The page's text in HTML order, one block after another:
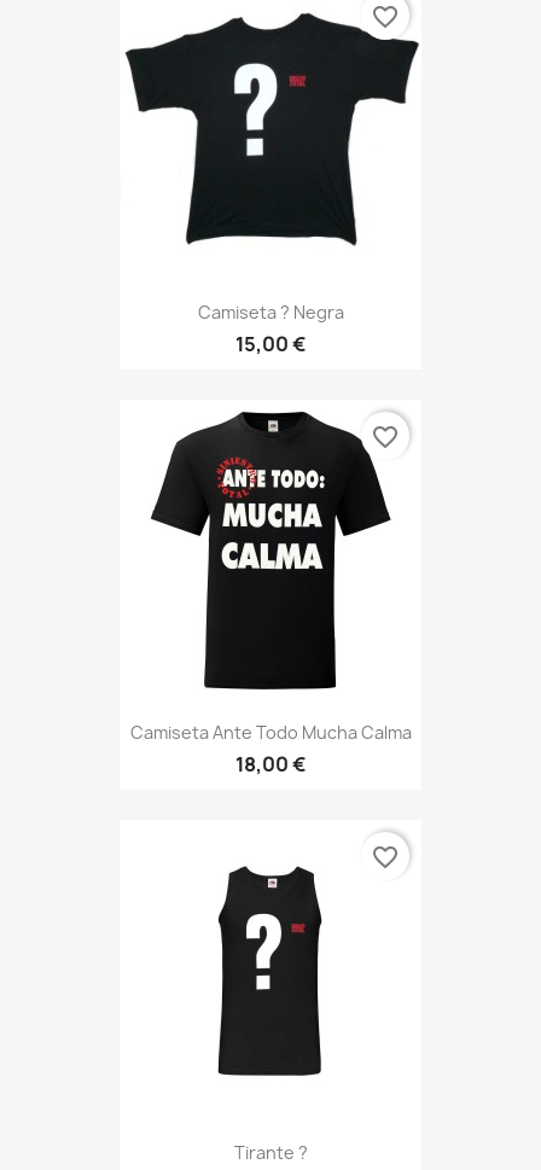
Camiseta ? Negra
15,00 €
favorite_border
Camiseta Ante Todo Mucha Calma
18,00 €
favorite_border
Tirante ?
favorite_border